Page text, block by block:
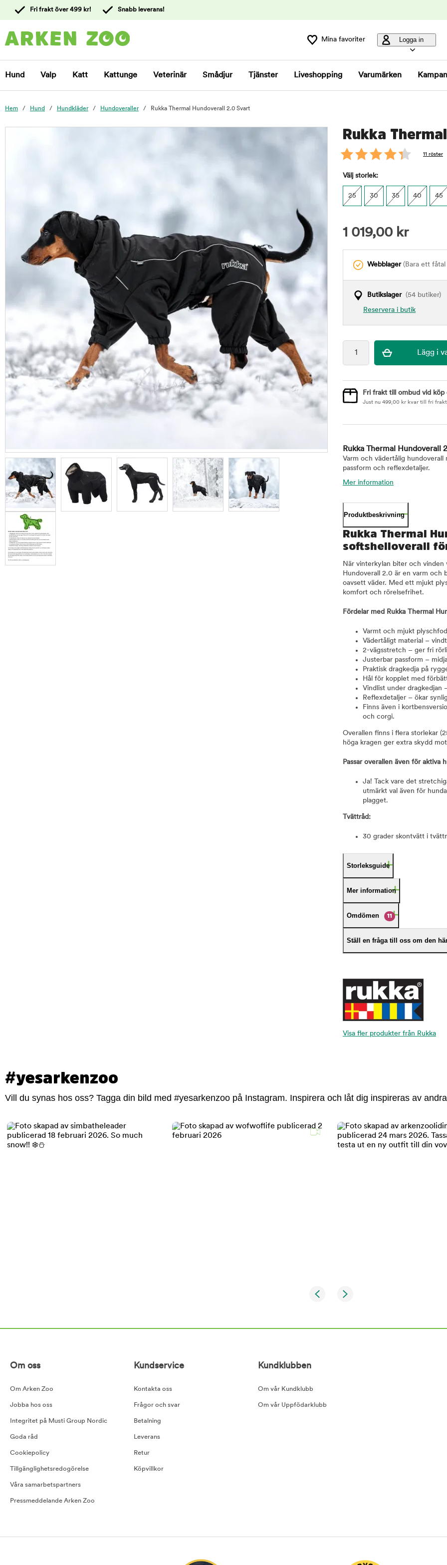
kundtjänst
Fri frakt över 499 kr! Snabb leverans!
Mina favoriter Logga in
Hund Valp Katt Kattunge Veterinär Smådjur Tjänster Liveshopping Varumärken
Hem Hund Hundkläder Hundoveraller Rukka Thermal Hundoverall 2.0 Svart
Rukka
11 röster
Välj storlek:
25 30 35 40 45
1 019,00 kr
Webblager(Bara ett fåtal
Butikslager(54 butiker)
Reservera i butik
Fri frakt till ombud vid köp
Just nu 499,00 kr kvar till fri
Rukka Thermal Hundoverall
Varm och vädertålig
passform och reflexdetaljer.
Mer information
Produktbeskrivning
Rukka Thermal
softshelloverall
När vinterkylan biter och vinden
Hundoverall 2.0 är en varm och
oavsett väder. Med ett mjukt
komfort och rörelsefrihet.
Fördelar med Rukka Thermal
Varmt och mjukt
Vädertåligt material –
2-vägsstretch – ger fri
Justerbar passform –
Praktisk dragkedja på
Hål för kopplet med
Vindlist under dragkedjan
Reflexdetaljer – ökar
Finns även i
och corgi.
Overallen finns i flera storlekar
höga kragen ger extra skydd
Passar overallen även för aktiva
Ja! Tack vare det
utmärkt val även för
plagget.
Tvättråd:
30 grader skontvätt i
Storleksguide
Mer information
Omdömen 11
Ställ en fråga till oss om den
Visa fler produkter från Rukka
#yesarkenzoo
Vill du synas hos oss? Tagga din bild med #yesarkenzoo på Instagram. Inspirera och låt dig inspireras av
Om oss
Om Arken Zoo
Jobba hos oss
Integritet på Musti Group Nordic
Goda råd
Cookiepolicy
Tillgänglighetsredogörelse
Våra samarbetspartners
Pressmeddelande Arken Zoo
Kundservice
Kontakta oss
Frågor och svar
Betalning
Leverans
Retur
Köpvillkor
Kundklubben
Om vår Kundklubb
Om vår Uppfödarklubb